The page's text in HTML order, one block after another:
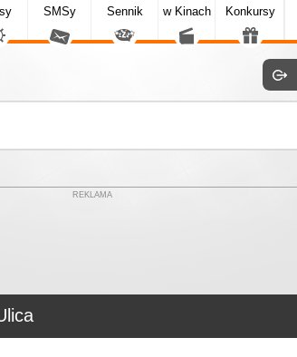
SMSy Sennik w Kinach Konkursy
REKLAMA